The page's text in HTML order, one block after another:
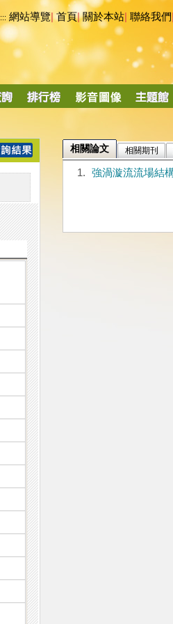
::: 網站導覽|首頁|關於本站 聯絡我們
相關論文 相關期刊
1. 強渦漩流流場結